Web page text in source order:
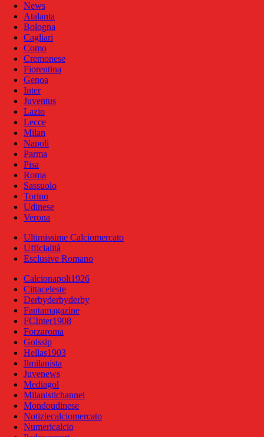
News
Atalanta
Bologna
Cagliari
Como
Cremonese
Fiorentina
Genoa
Inter
Juventus
Lazio
Lecce
Milan
Napoli
Parma
Pisa
Roma
Sassuolo
Torino
Udinese
Verona
Ultimissime Calciomercato
Ufficialità
Esclusive Romano
Calcionapoli1926
Cittaceleste
Derbyderbyderby
Fantamagazine
FCInter1908
Forzaroma
Golssip
Hellas1903
Ilmilanista
Juvenews
Mediagol
Milanistichannel
Mondoudinese
Notiziecalciomercato
Numericalcio